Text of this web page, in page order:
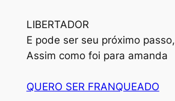
LIBERTADOR
E pode ser seu próximo passo,
Assim como foi para amanda
QUERO SER FRANQUEADO